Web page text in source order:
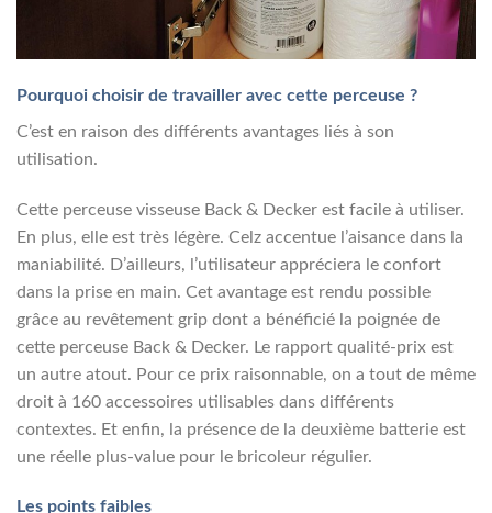
Pourquoi choisir de travailler avec cette perceuse ?
C’est en raison des différents avantages liés à son
utilisation.
Cette perceuse visseuse Back & Decker est facile à utiliser.
En plus, elle est très légère. Celz accentue l’aisance dans la
maniabilité. D’ailleurs, l’utilisateur appréciera le confort
dans la prise en main. Cet avantage est rendu possible
grâce au revêtement grip dont a bénéficié la poignée de
cette perceuse Back & Decker. Le rapport qualité-prix est
un autre atout. Pour ce prix raisonnable, on a tout de même
droit à 160 accessoires utilisables dans différents
contextes. Et enfin, la présence de la deuxième batterie est
une réelle plus-value pour le bricoleur régulier.
Les points faibles